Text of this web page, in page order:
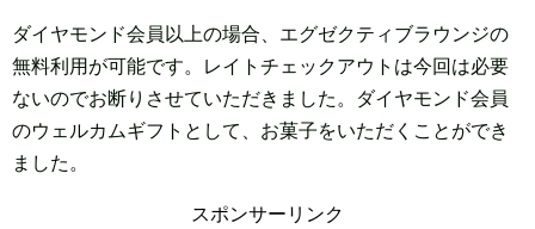
ダイヤモンド会員以上の場合、エグゼクティブラウンジの
無料利用が可能です。レイトチェックアウトは今回は必要
ないのでお断りさせていただきました。ダイヤモンド会員
のウェルカムギフトとして、お菓子をいただくことができ
ました。
スポンサーリンク